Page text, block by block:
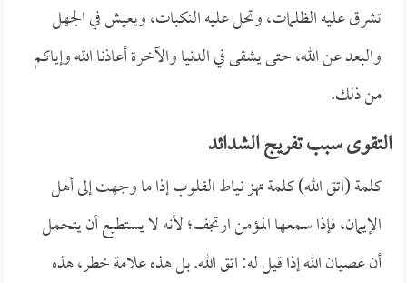
تشرق عليه الظلمات، وتحل عليه النكبات، ويعيش في الجهل
والبعد عن الله، حتى يشقى في الدنيا والآخرة أعاذنا الله وإياكم
من ذلك.
التقوى سبب تفريج الشدائد
كلمة (اتق الله) كلمة تهز نياط القلوب إذا ما وجهت إلى أهل
الإيمان، فإذا سمعها المؤمن ارتجف؛ لأنه لا يستطيع أن يتحمل
أن عصيان الله إذا قيل له: اتق الله. بل هذه علامة خطر، هذه